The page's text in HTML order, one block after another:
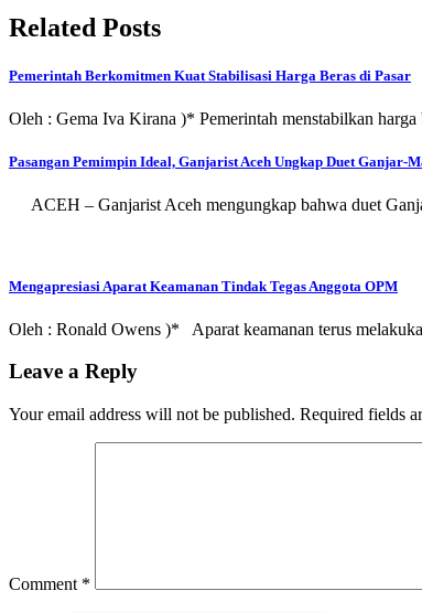
Related Posts
Pemerintah Berkomitmen Kuat Stabilisasi Harga Beras di Pasar
Oleh : Gema Iva Kirana )* Pemerintah menstabilkan
Pasangan Pemimpin Ideal, Ganjarist Aceh Ungkap Duet Ganjar-
ACEH – Ganjarist Aceh mengungkap bahwa duet
Mengapresiasi Aparat Keamanan Tindak Tegas Anggota OPM
Oleh : Ronald Owens )* Aparat keamanan terus
Leave a Reply
Your email address will not be published. Required fields
Comment *